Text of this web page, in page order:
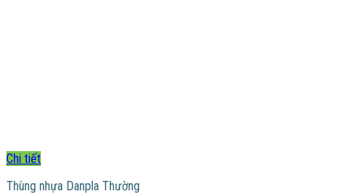
Chi tiết
Thùng nhựa Danpla Thường